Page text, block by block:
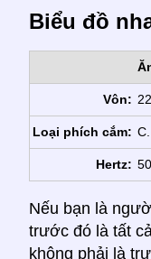
Biểu đồ
Vôn:
Loại phích cắm: C.
Hertz:
Nếu bạn là
trước đó là tất
không phải là